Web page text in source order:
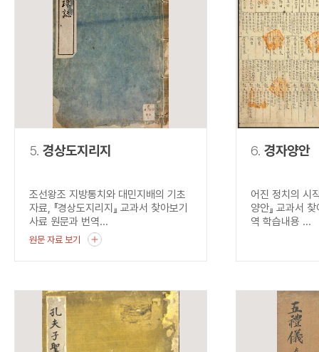
5. 경상도지리지
조선왕조 지방통치와 대민지배의 기초
자료, 『경상도지리지』 교과서 찾아보기
사료 원문과 번역...
원문 자료 보기
6. 경자양안
어진 정치의 시
양안』 교과서
역 학습내용 ...